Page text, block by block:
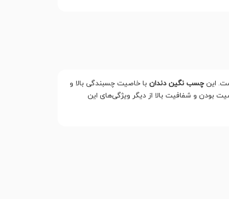
این چسب نگین دندانبا خاصیت چسبندگی بالا و
بودن و شفافیت بالا از دیگر ویژگی‌های این